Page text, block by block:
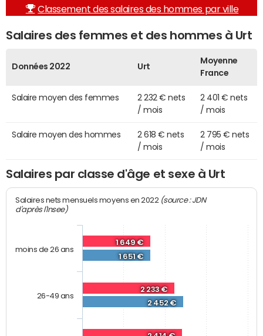
Classement des salaires des hommes par ville
Salaires des femmes et des hommes à Urt
Données 2022 Urt
Moyenne
France
Salaire moyen des femmes
2 232 € nets
/ mois
2 401 € nets
/ mois
Salaire moyen des hommes
2 618 € nets
/ mois
2 795 € nets
/ mois
Salaires par classe d'âge et sexe à Urt
Salaires nets mensuels moyens en 2022 (source : JDN
d'après l'Insee)
1 649 €
2 233 €
1 651 €
2 452 €
moins de 26 ans
26-49 ans